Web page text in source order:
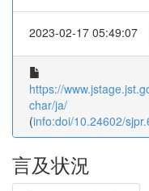
2023-02-17 05:49:07
https://
char/ja/
(info:doi/10.24602/
言及状況